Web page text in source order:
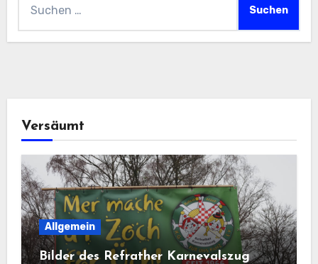
nach:
Versäumt
Allgemein
Bilder des Refrather Karnevalszug